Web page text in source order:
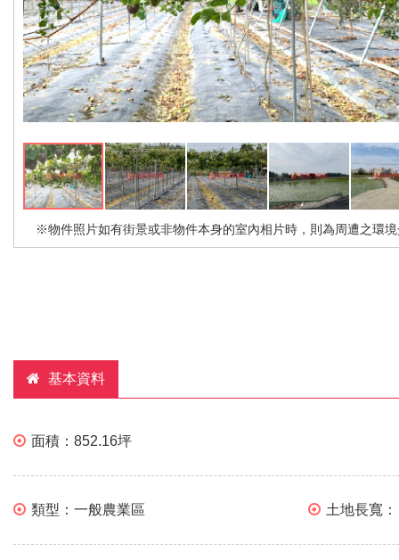
※物件照片如有街景或非物件本身的室內相片時，則為周遭之環
基本資料
面積： 852.16坪
類型： 一般農業區 土地長寬